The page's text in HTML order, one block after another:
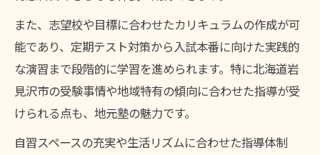
また、志望校や目標に合わせたカリキュラムの作成が可
能であり、定期テスト対策から入試本番に向けた実践的
な演習まで段階的に学習を進められます。特に北海道岩
見沢市の受験事情や地域特有の傾向に合わせた指導が受
けられる点も、地元塾の魅力です。
自習スペースの充実や生活リズムに合わせた指導体制